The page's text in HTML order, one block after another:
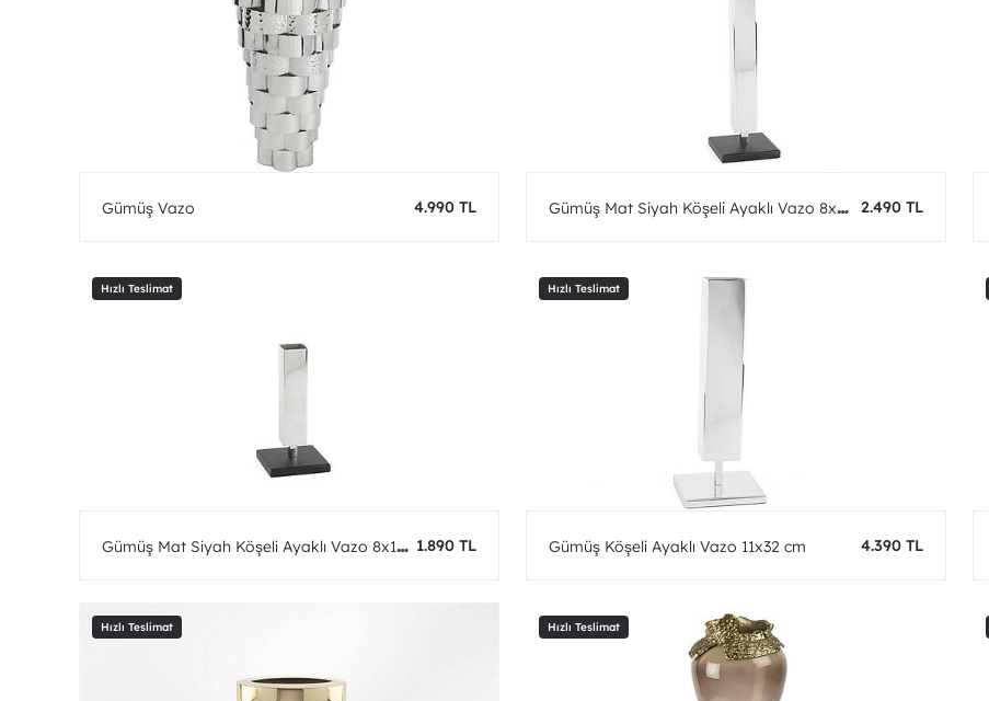
Gümüş Vazo 4.990 TL
Gümüş Mat Siyah Köşeli Ayaklı Vazo 8x27
2.490 TL
Gümüş Mat Siyah Köşeli Ayaklı Vazo 8x18
1.890 TL Gümüş Köşeli Ayaklı Vazo 11x32 cm 4.390 TL